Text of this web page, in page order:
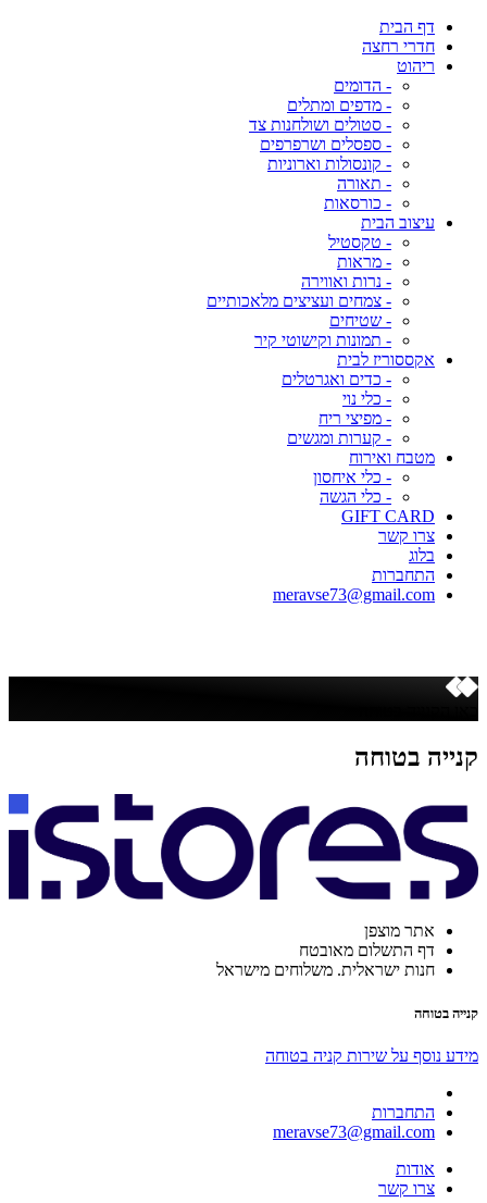
דף הבית
חדרי רחצה
ריהוט
- הדומים
- מדפים ומתלים
- סטולים ושולחנות צד
- ספסלים ושרפרפים
- קונסולות וארוניות
- תאורה
- כורסאות
עיצוב הבית
- טקסטיל
- מראות
- נרות ואווירה
- צמחים ועציצים מלאכותיים
- שטיחים
- תמונות וקישוטי קיר
אקססוריז לבית
- כדים ואגרטלים
- כלי נוי
- מפיצי ריח
- קערות ומגשים
מטבח ואירוח
- כלי איחסון
- כלי הגשה
GIFT CARD
צרו קשר
בלוג
התחברות
meravse73@gmail.com
קנייה בטוחה
אתר מוצפן
דף התשלום מאובטח
חנות ישראלית. משלוחים מישראל
קנייה בטוחה
מידע נוסף על שירות קניה בטוחה
התחברות
meravse73@gmail.com
אודות
צרו קשר